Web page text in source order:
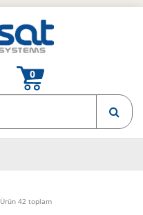
Ürün 42 toplam